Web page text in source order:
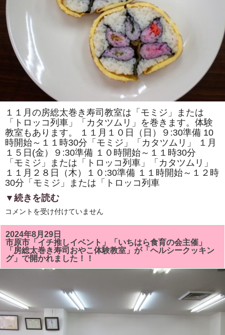
教
室
も
あ
り
す。
１１月の房総太巻き寿司教室は「モミジ」または
「トロッコ列車」「カタツムリ」を巻きます。体験
教室もあります。 １１月１０日（日）９:30準備 10
時開始～１１時30分「モミジ」「カタツムリ」 １月
１５日(金）９:30準備 １０時開始～１１時30分
「モミジ」または「トロッコ列車」「カタツムリ」
１１月２８日（木）１０:30準備 １１時開始～１２時
30分「モミジ」または「トロッコ列車
▼続きを読む
１
月
の
房
総
太
巻
き
教
室
は
「モ
ミ
ジ」
ま
コメントを受け付けていません
2024年8月29日
市原市「イチ推しイベント」「いちはら食育の会主催」
「房総太巻き寿司おやこ体験教室」が「ヘルシークッキン
グ」で開かれました！！